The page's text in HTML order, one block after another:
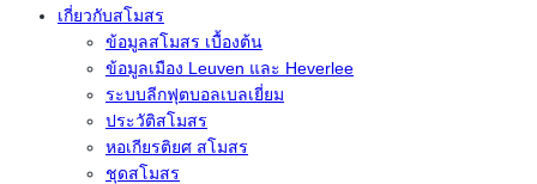
เกี่ยวกับสโมสร
ข้อมูลสโมสร เบื้องต้น
ข้อมูลเมือง Leuven และ Heverlee
ระบบลีกฟุตบอลเบลเยี่ยม
ประวัติสโมสร
หอเกียรติยศ สโมสร
ชุดสโมสร